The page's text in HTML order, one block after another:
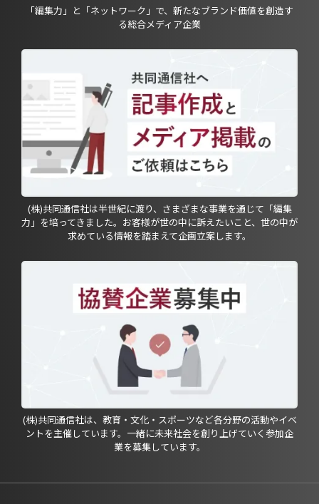
「編集力」と「ネットワーク」で、新たなブランド価値を創造す
る総合メディア企業
(株)共同通信社は半世紀に渡り、さまざまな事業を通じて「編集
力」を培ってきました。お客様が世の中に訴えたいこと、世の中が
求めている情報を踏まえて企画立案します。
(株)共同通信社は、教育・文化・スポーツなど各分野の活動やイベ
ントを主催しています。一緒に未来社会を創り上げていく参加企
業を募集しています。